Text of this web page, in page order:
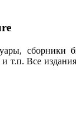
сборники
т.п. Все